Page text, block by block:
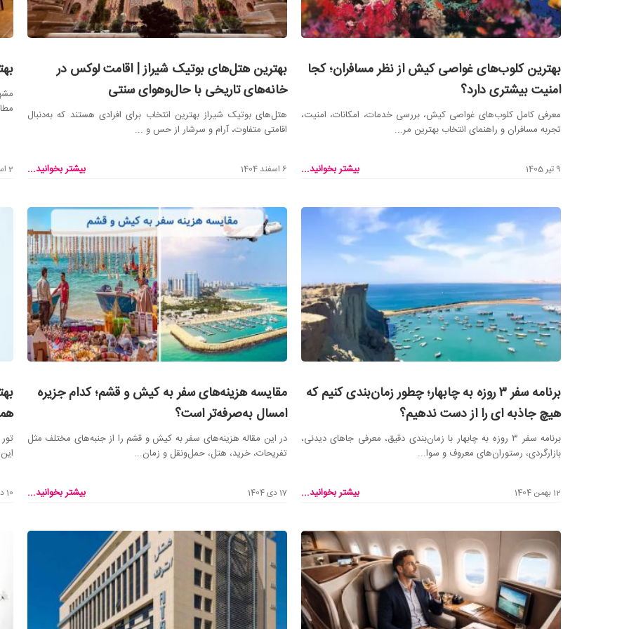
بهترین کلوب‌های غواصی کیش از نظر مسافران؛ کجا
امنیت بیشتری دارد؟
معرفی کامل کلوب‌های غواصی کیش، بررسی خدمات، امکانات، امنیت،
تجربه مسافران و راهنمای انتخاب بهترین مر...
9 تیر 1405 بیشتر بخوانید...
بهترین هتل‌های بوتیک شیراز | اقامت لوکس در
خانه‌های تاریخی با حال‌وهوای سنتی
هتل‌های بوتیک شیراز بهترین انتخاب برای افرادی هستند که به‌دنبال
اقامتی متفاوت، آرام و سرشار از حس و ...
6 اسفند 1404 بیشتر بخوانید... 2 اسفند 1404
برنامه سفر ۳ روزه به چابهار؛ چطور زمان‌بندی کنیم که
هیچ جاذبه ای را از دست ندهیم؟
برنامه سفر ۳ روزه به چابهار با زمان‌بندی دقیق، معرفی جاهای دیدنی،
بازارگردی، رستوران‌های معروف و سوا...
12 بهمن 1404 بیشتر بخوانید...
مقایسه هزینه‌های سفر به کیش و قشم؛ کدام جزیره
امسال به‌صرفه‌تر است؟
در این مقاله هزینه‌های سفر به کیش و قشم را از جنبه‌های مختلف مثل
تفریحات، خرید، هتل، حمل‌ونقل و زمان...
17 دی 1404 بیشتر بخوانید... 10 دی 1404